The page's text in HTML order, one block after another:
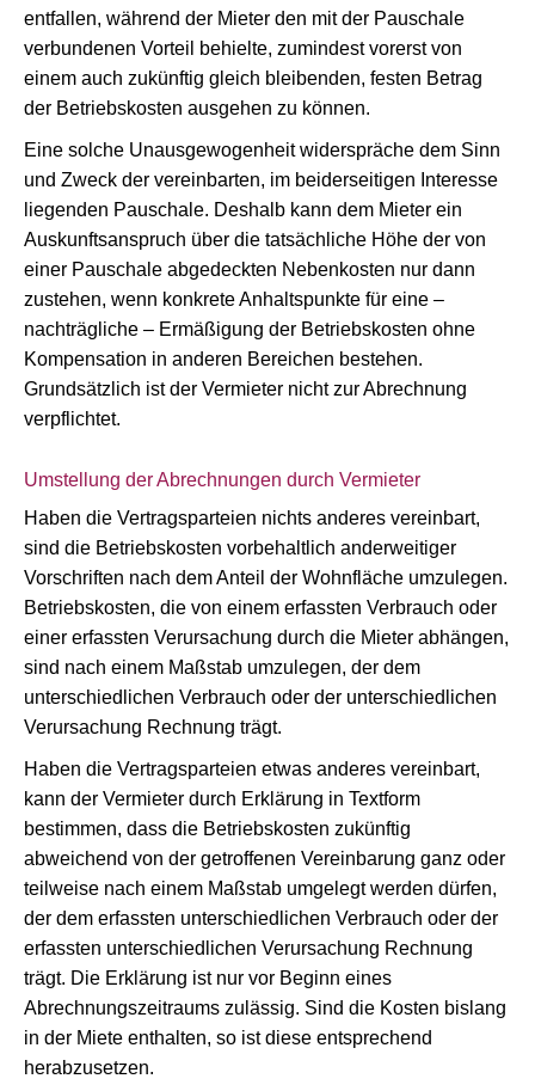
entfallen, während der Mieter den mit der Pauschale
verbundenen Vorteil behielte, zumindest vorerst von
einem auch zukünftig gleich bleibenden, festen Betrag
der Betriebskosten ausgehen zu können.
Eine solche Unausgewogenheit widerspräche dem Sinn
und Zweck der vereinbarten, im beiderseitigen Interesse
liegenden Pauschale. Deshalb kann dem Mieter ein
Auskunftsanspruch über die tatsächliche Höhe der von
einer Pauschale abgedeckten Nebenkosten nur dann
zustehen, wenn konkrete Anhaltspunkte für eine –
nachträgliche – Ermäßigung der Betriebskosten ohne
Kompensation in anderen Bereichen bestehen.
Grundsätzlich ist der Vermieter nicht zur Abrechnung
verpflichtet.
Umstellung der Abrechnungen durch Vermieter
Haben die Vertragsparteien nichts anderes vereinbart,
sind die Betriebskosten vorbehaltlich anderweitiger
Vorschriften nach dem Anteil der Wohnfläche umzulegen.
Betriebskosten, die von einem erfassten Verbrauch oder
einer erfassten Verursachung durch die Mieter abhängen,
sind nach einem Maßstab umzulegen, der dem
unterschiedlichen Verbrauch oder der unterschiedlichen
Verursachung Rechnung trägt.
Haben die Vertragsparteien etwas anderes vereinbart,
kann der Vermieter durch Erklärung in Textform
bestimmen, dass die Betriebskosten zukünftig
abweichend von der getroffenen Vereinbarung ganz oder
teilweise nach einem Maßstab umgelegt werden dürfen,
der dem erfassten unterschiedlichen Verbrauch oder der
erfassten unterschiedlichen Verursachung Rechnung
trägt. Die Erklärung ist nur vor Beginn eines
Abrechnungszeitraums zulässig. Sind die Kosten bislang
in der Miete enthalten, so ist diese entsprechend
herabzusetzen.